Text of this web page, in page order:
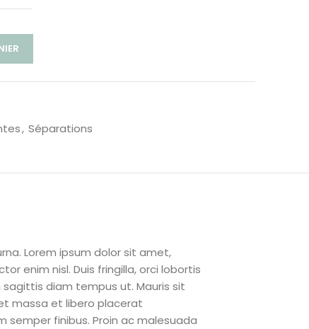
, Séparations
Lorem ipsum dolor sit amet,
enim nisl. Duis fringilla, orci lobortis
diam tempus ut. Mauris sit
massa et libero placerat
semper finibus. Proin ac malesuada